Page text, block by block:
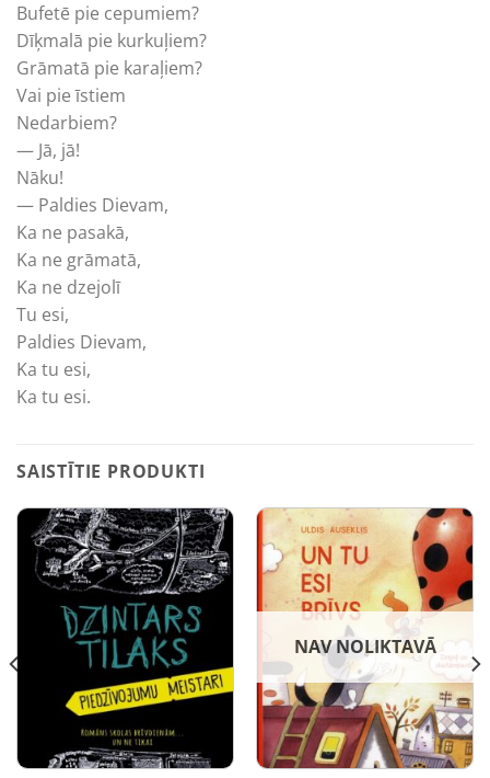
Bufetē pie cepumiem?
Dīķmalā pie kurkuļiem?
Grāmatā pie karaļiem?
Vai pie īstiem
Nedarbiem?
— Jā, jā!
Nāku!
— Paldies Dievam,
Ka ne pasakā,
Ka ne grāmatā,
Ka ne dzejolī
Tu esi,
Paldies Dievam,
Ka tu esi,
Ka tu esi.
SAISTĪTIE PRODUKTI
NAV NOLIKTAVĀ